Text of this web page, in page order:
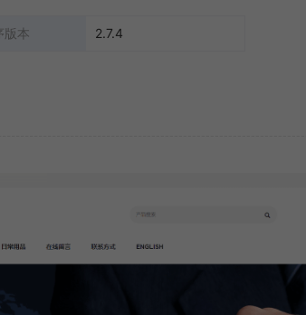
版本 2.7.4